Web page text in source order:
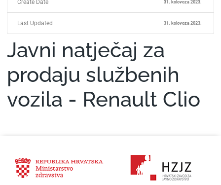
Create Date 31. kolovoza 2023.
Last Updated 31. kolovoza 2023.
Javni natječaj za
prodaju službenih
vozila - Renault Clio